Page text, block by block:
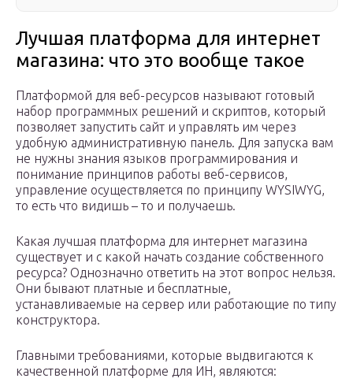
Лучшая платформа для интернет
магазина: что это вообще такое
Платформой для веб-ресурсов называют готовый
набор программных решений и скриптов, который
позволяет запустить сайт и управлять им через
удобную административную панель. Для запуска вам
не нужны знания языков программирования и
понимание принципов работы веб-сервисов,
управление осуществляется по принципу WYSIWYG,
то есть что видишь – то и получаешь.
Какая лучшая платформа для интернет магазина
существует и с какой начать создание собственного
ресурса? Однозначно ответить на этот вопрос нельзя.
Они бывают платные и бесплатные,
устанавливаемые на сервер или работающие по типу
конструктора.
Главными требованиями, которые выдвигаются к
качественной платформе для ИН, являются: